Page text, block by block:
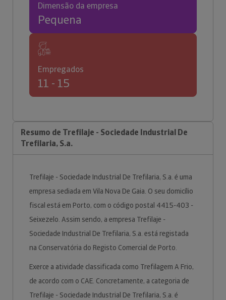
Dimensão da empresa
Pequena
Empregados
11 - 15
Resumo de Trefilaje - Sociedade Industrial De
Trefilaria, S.a.
Trefilaje - Sociedade Industrial De Trefilaria, S.a. é uma
empresa sediada em Vila Nova De Gaia. O seu domicílio
fiscal está em Porto, com o código postal 4415-403 -
Seixezelo. Assim sendo, a empresa Trefilaje -
Sociedade Industrial De Trefilaria, S.a. está registada
na Conservatória do Registo Comercial de Porto.
Exerce a atividade classificada como Trefilagem A Frio,
de acordo com o CAE. Concretamente, a categoria de
Trefilaje - Sociedade Industrial De Trefilaria, S.a. é